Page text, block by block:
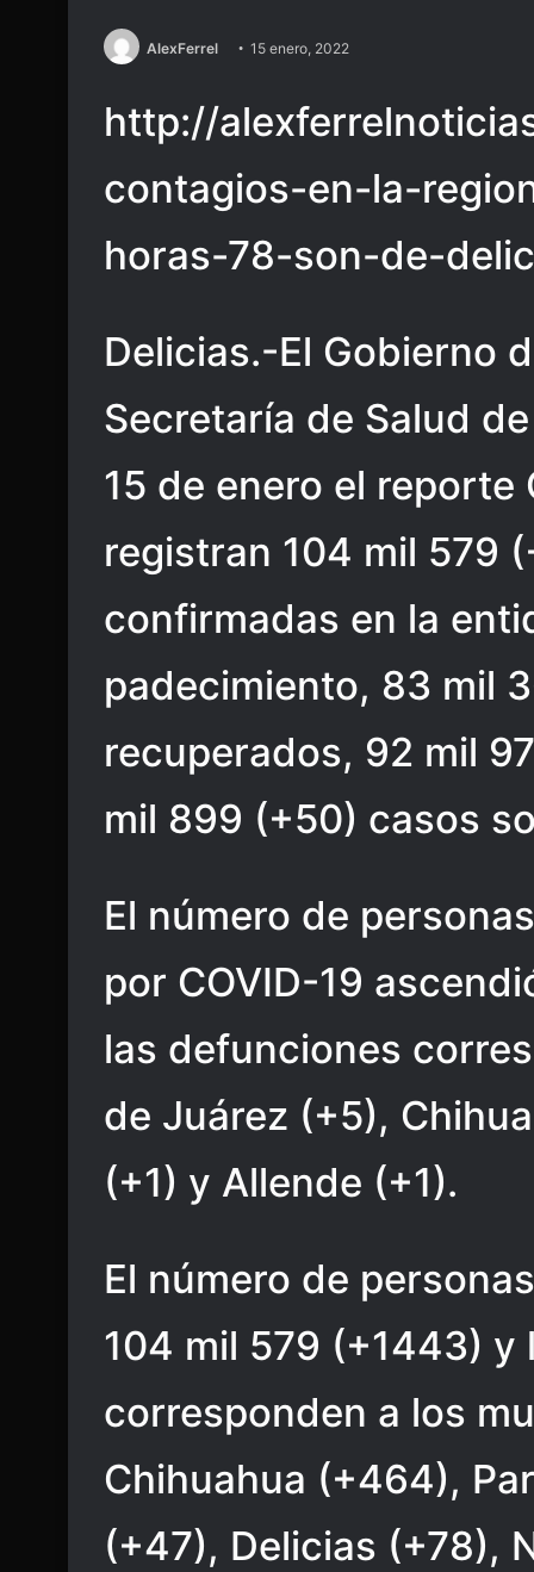
AlexFerrel 15 enero, 2022
http://
contagios-en-la-
horas-78-son-de-
Delicias.-El Gobierno
Secretaría de Salud
15 de enero el reporte
registran 104 mil 579
confirmadas en la
padecimiento, 83 mil
recuperados, 92 mil
mil 899 (+50) casos
El número de
por COVID-19
las defunciones
de Juárez (+5),
(+1) y Allende (+1).
El número de
104 mil 579 (+1443)
corresponden a los
Chihuahua (+464),
(+47), Delicias (+78),